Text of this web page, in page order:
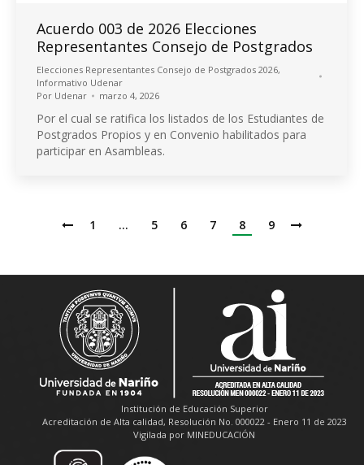
Acuerdo 003 de 2026 Elecciones
Representantes Consejo de Postgrados
Elecciones Representantes Consejo de Postgrados 2026,
Informativo Udenar
Por Udenar marzo 4, 2026
Por el cual se ratifica los listados de los Estudiantes de
Postgrados Propios y en Convenio habilitados para
participar en Asambleas.
1 … 5 6 7 8 9
Institución de Educación Superior
Acreditación de Alta calidad, Resolución No. 000022 - Enero 11 de 2023
Vigilada por MINEDUCACIÓN